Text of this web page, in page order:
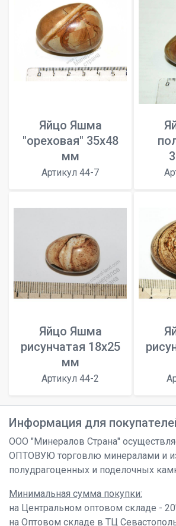
Яйцо Яшма
"ореховая" 35х48
мм
Артикул 44-7
Яйцо Яшма
рисунчатая 18х25
мм
Артикул 44-2
Информация для
ООО "Минералов Страна"
ОПТОВУЮ торговлю минералами и
полудрагоценных и поделочных
Минимальная сумма покупки:
на Центральном оптовом складе -
на Оптовом складе в ТЦ